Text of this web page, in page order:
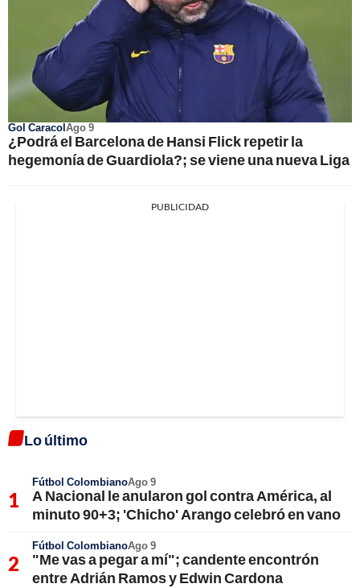
Gol CaracolAgo 9
¿Podrá el Barcelona de Hansi Flick repetir la
hegemonía de Guardiola?; se viene una nueva Liga
PUBLICIDAD
Lo último
Fútbol ColombianoAgo 9
A Nacional le anularon gol contra América, al
minuto 90+3; 'Chicho' Arango celebró en vano
Fútbol ColombianoAgo 9
"Me vas a pegar a mí"; candente encontrón
entre Adrián Ramos y Edwin Cardona